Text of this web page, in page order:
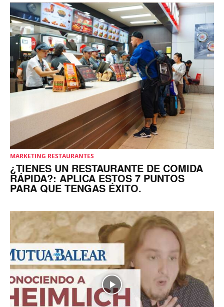
MARKETING RESTAURANTES
¿TIENES UN RESTAURANTE DE COMIDA
RÁPIDA?: APLICA ESTOS 7 PUNTOS
PARA QUE TENGAS ÉXITO.